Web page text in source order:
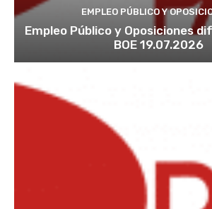
EMPLEO PÚBLICO Y
Empleo Público y Oposiciones
BOE 19.07.2026